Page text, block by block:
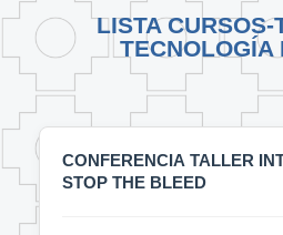
LISTA CURSOS-
TECNOLOGÍA
CONFERENCIA TALLER
STOP THE BLEED